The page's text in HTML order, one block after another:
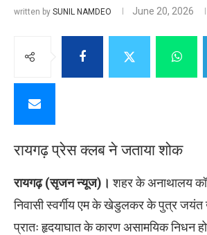
written by SUNIL NAMDEO June 20, 2026
रायगढ़ प्रेस क्लब ने जताया शोक
रायगढ़ (सृजन न्यूज)।शहर के अनाथालय
निवासी स्वर्गीय एम के खेडुलकर के पुत्र
प्रातः हृदयाघात के कारण असामयिक निधन